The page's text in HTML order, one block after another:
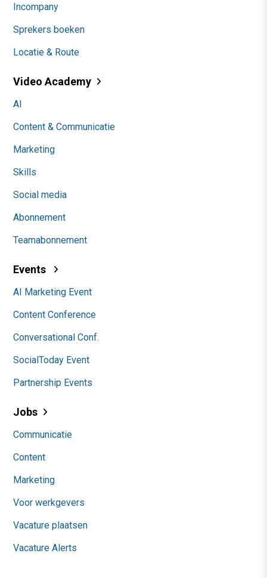
Incompany
Sprekers boeken
Locatie & Route
Video Academy
AI
Content & Communicatie
Marketing
Skills
Social media
Abonnement
Teamabonnement
Events
AI Marketing Event
Content Conference
Conversational Conf.
SocialToday Event
Partnership Events
Jobs
Communicatie
Content
Marketing
Voor werkgevers
Vacature plaatsen
Vacature Alerts